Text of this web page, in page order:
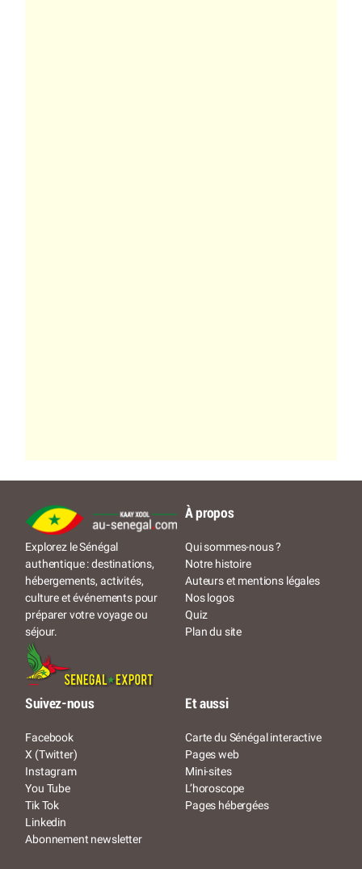
Explorez le Sénégal
authentique : destinations,
hébergements, activités,
culture et événements pour
préparer votre voyage ou
séjour.
À propos
Qui sommes-nous ?
Notre histoire
Auteurs et mentions légales
Nos logos
Quiz
Plan du site
Suivez-nous
Facebook
X (Twitter)
Instagram
You Tube
Tik Tok
Linkedin
Abonnement newsletter
Et aussi
Carte du Sénégal interactive
Pages web
Mini-sites
L’horoscope
Pages hébergées